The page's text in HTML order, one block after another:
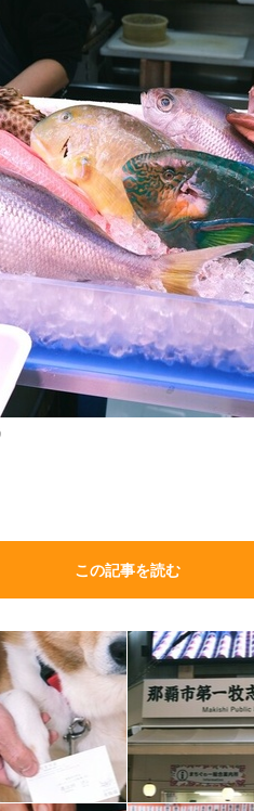
この記事を読む